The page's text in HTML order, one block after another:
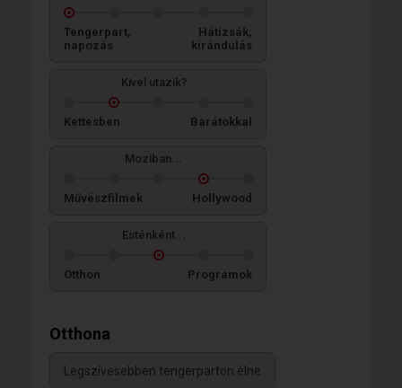
Tengerpart,
napozás
Hátizsák,
kirándulás
Kivel utazik?
Kettesben Barátokkal
Moziban...
Művészfilmek Hollywood
Esténként...
Otthon Programok
Otthona
Legszívesebben tengerparton élne